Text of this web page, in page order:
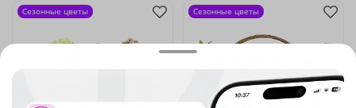
Сезонные цветы Сезонные цветы